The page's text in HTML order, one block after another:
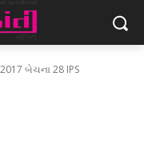
2017 બેચના 28 IPS